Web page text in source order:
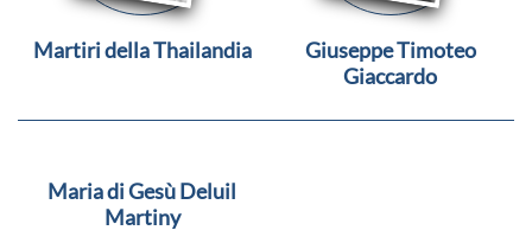
Martiri della Thailandia
Giuseppe Timoteo
Giaccardo
Maria di Gesù Deluil
Martiny